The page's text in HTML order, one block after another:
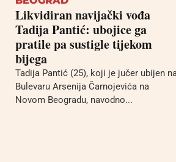
Likvidiran navijački vođa
Tadija Pantić: ubojice ga
pratile pa sustigle tijekom
bijega
Tadija Pantić (25), koji je jučer ubijen
Bulevaru Arsenija Čarnojevića na
Novom Beogradu, navodno...